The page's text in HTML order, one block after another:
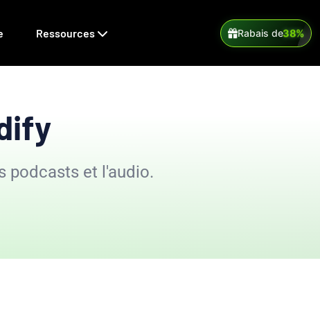
Ressources Rabais de38%
podcasts et l'audio.